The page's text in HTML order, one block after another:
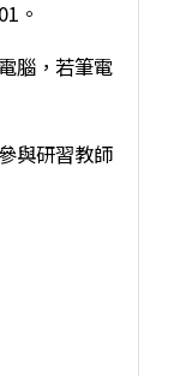
。
腦，若筆電
與研習教師